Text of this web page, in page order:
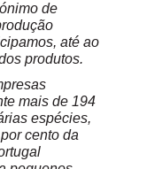
de
até ao
produtos.
mais de 194
espécies,
cento da